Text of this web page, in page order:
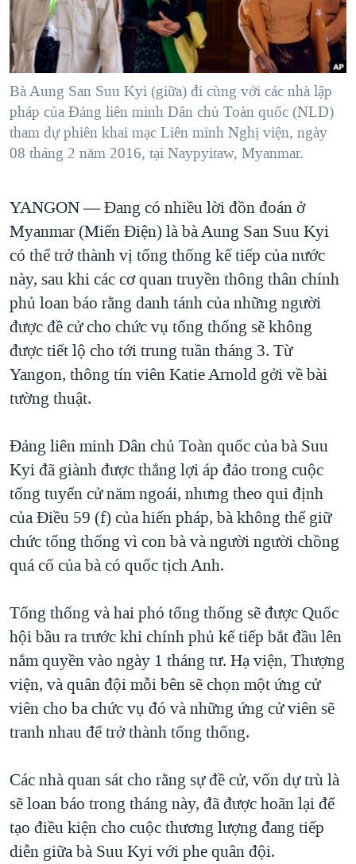
"Tìm"NGƯỜI VIỆT HẢI NGOẠI
ĐỜI SỐNG
KINH TẾ
KHOA HỌC
SỨC KHOẺ
VĂN HOÁ
GIÁO DỤC
TẠI
HÀNH TRÌNH BẦU CỬ 2024
MỘT NĂM CHIẾN TRANH TẠI DẢI GAZA
GIẢI MÃ VÀNH ĐAI & CON ĐƯỜNG
NGÀY TỊ NẠN THẾ GIỚI
TRỊNH VĨNH BÌNH - NGƯỜI HẠ 'BÊN THẮNG CUỘC'
CHI PHÍ CHIẾN TRANH AFGHANISTAN
CÁC GIÁ TRỊ CỘNG HÒA Ở VIỆT NAM
THƯỢNG ĐỈNH TRUMP-KIM TẠI VIỆT NAM
TRỊNH VĨNH BÌNH VS. CHÍNH PHỦ VIỆT NAM
NGƯ DÂN VIỆT VÀ LÀN SÓNG TRỘM HẢI SÂM
BÊN KIA QUỐC LỘ: TIẾNG VỌNG TỪ NÔNG THÔN MỸ
QUAN HỆ VIỆT MỸ
VIDEO
NGHE
MẠNG XÃ HỘI
Ngôn ngữ khác
Bà Aung San Suu Kyi (giữa) đi cùng với các nhà lập
pháp của Đảng liên minh Dân chủ Toàn quốc (NLD)
tham dự phiên khai mạc Liên minh Nghị viện, ngày
08 tháng 2 năm 2016, tại Naypyitaw, Myanmar.
YANGON —Đang có nhiều lời đồn đoán ở
Myanmar (Miến Điện) là bà Aung San Suu Kyi
có thể trở thành vị tổng thống kế tiếp của nước
này, sau khi các cơ quan truyền thông thân chính
phủ loan báo rằng danh tánh của những người
được đề cử cho chức vụ tổng thống sẽ không
được tiết lộ cho tới trung tuần tháng 3. Từ
Yangon, thông tín viên Katie Arnold gởi về bài
tường thuật.
Đảng liên minh Dân chủ Toàn quốc của bà Suu
Kyi đã giành được thắng lợi áp đảo trong cuộc
tổng tuyển cử năm ngoái, nhưng theo qui định
của Điều 59 (f) của hiến pháp, bà không thể giữ
chức tổng thống vì con bà và người người chồng
quá cố của bà có quốc tịch Anh.
Tổng thống và hai phó tổng thống sẽ được Quốc
hội bầu ra trước khi chính phủ kế tiếp bắt đầu lên
nắm quyền vào ngày 1 tháng tư. Hạ viện, Thượng
viện, và quân đội mỗi bên sẽ chọn một ứng cử
viên cho ba chức vụ đó và những ứng cử viên sẽ
tranh nhau để trở thành tổng thống.
Các nhà quan sát cho rằng sự đề cử, vốn dự trù là
sẽ loan báo trong tháng này, đã được hoãn lại để
tạo điều kiện cho cuộc thương lượng đang tiếp
diễn giữa bà Suu Kyi với phe quân đội.